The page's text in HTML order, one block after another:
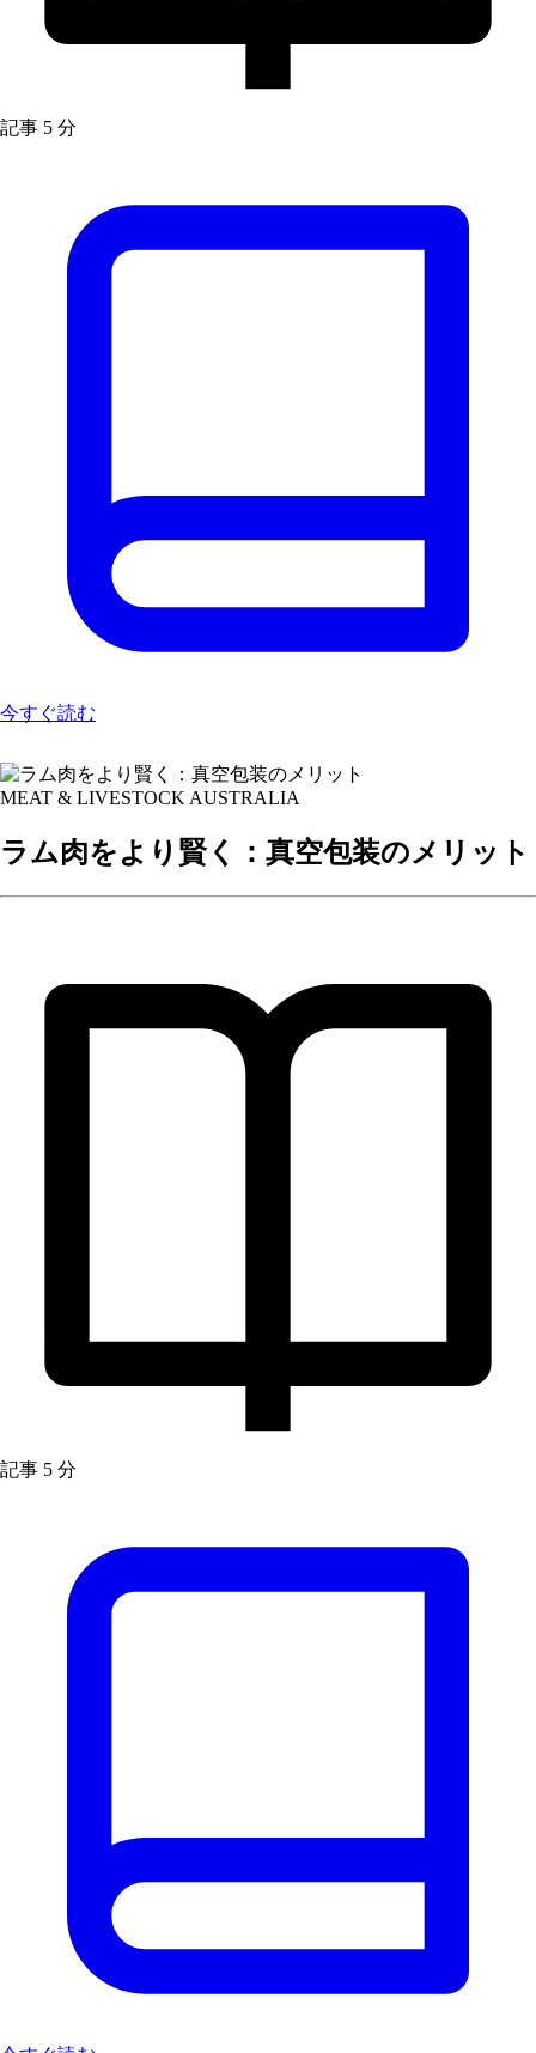
記事 5 分
今すぐ読む
MEAT & LIVESTOCK AUSTRALIA
ラム肉をより賢く：真空包装のメリット
記事 5 分